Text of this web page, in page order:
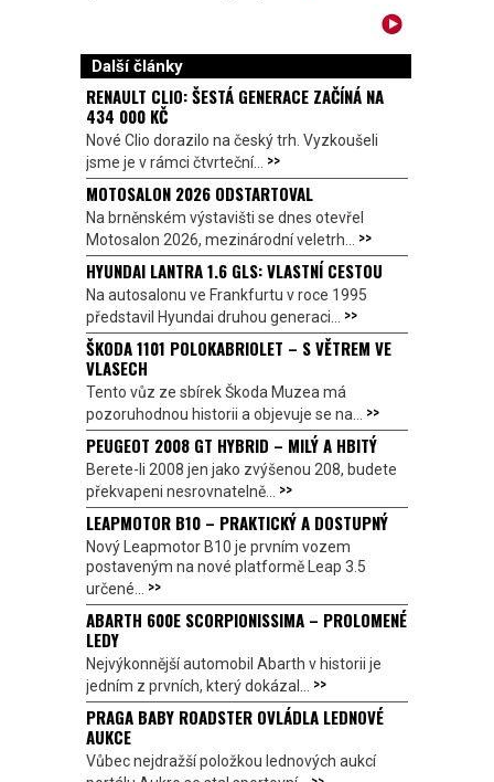
Další články
RENAULT CLIO: ŠESTÁ GENERACE ZAČÍNÁ NA
434 000 KČ
Nové Clio dorazilo na český trh. Vyzkoušeli
jsme je v rámci čtvrteční... >>
MOTOSALON 2026 ODSTARTOVAL
Na brněnském výstavišti se dnes otevřel
Motosalon 2026, mezinárodní veletrh... >>
HYUNDAI LANTRA 1.6 GLS: VLASTNÍ CESTOU
Na autosalonu ve Frankfurtu v roce 1995
představil Hyundai druhou generaci... >>
ŠKODA 1101 POLOKABRIOLET – S VĚTREM VE
VLASECH
Tento vůz ze sbírek Škoda Muzea má
pozoruhodnou historii a objevuje se na... >>
PEUGEOT 2008 GT HYBRID – MILÝ A HBITÝ
Berete-li 2008 jen jako zvýšenou 208, budete
překvapeni nesrovnatelně... >>
LEAPMOTOR B10 – PRAKTICKÝ A DOSTUPNÝ
Nový Leapmotor B10 je prvním vozem
postaveným na nové platformě Leap 3.5
určené... >>
ABARTH 600E SCORPIONISSIMA – PROLOMENÉ
LEDY
Nejvýkonnější automobil Abarth v historii je
jedním z prvních, který dokázal... >>
PRAGA BABY ROADSTER OVLÁDLA LEDNOVÉ
AUKCE
Vůbec nejdražší položkou lednových aukcí